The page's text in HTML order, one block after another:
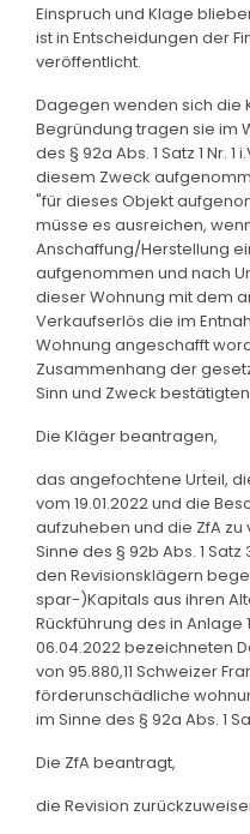
Einspruch und Klage
ist in Entscheidungen der
veröffentlicht.
Dagegen wenden sich die
Begründung tragen sie im
des § 92a Abs. 1 Satz 1 Nr.
diesem Zweck
"für dieses Objekt
müsse es ausreichen,
Anschaffung/Herstellung
aufgenommen und nach
dieser Wohnung mit dem
Verkaufserlös die im
Wohnung angeschafft
Zusammenhang der
Sinn und Zweck
Die Kläger beantragen,
das angefochtene Urteil,
vom 19.01.2022 und die
aufzuheben und die ZfA
Sinne des § 92b Abs. 1
den Revisionsklägern
spar-)Kapitals aus ihren
Rückführung des in Anlage
06.04.2022 bezeichneten
von 95.880,11 Schweizer
förderunschädliche
im Sinne des § 92a Abs. 1
Die ZfA beantragt,
die Revision